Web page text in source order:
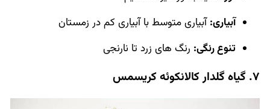
آبیاری:آبیاری متوسط با آبیاری کم در زمستان
تنوع رنگی: رنگ های زرد تا نارنجی
7. گیاه گلدار کالانکوئه کریسمس